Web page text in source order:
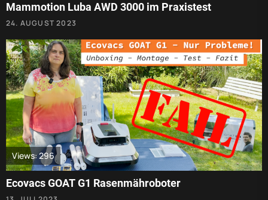
Mammotion Luba AWD 3000 im Praxistest
24. AUGUST 2023
Views: 296
Ecovacs GOAT G1 Rasenmähroboter